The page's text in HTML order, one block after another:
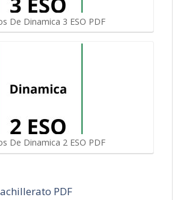
De Dinamica 3 ESO PDF
De Dinamica 2 ESO PDF
PDF